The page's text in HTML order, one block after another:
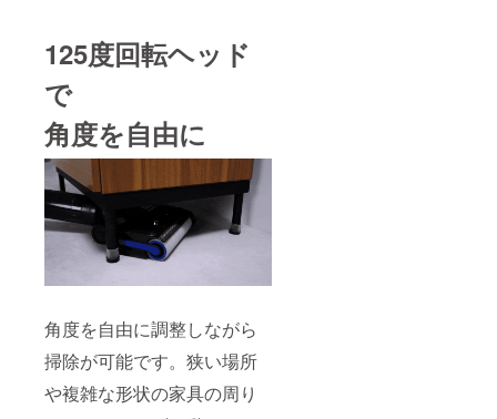
125度回転ヘッド
で
角度を自由に
角度を自由に調整しながら
掃除が可能です。狭い場所
や複雑な形状の家具の周り